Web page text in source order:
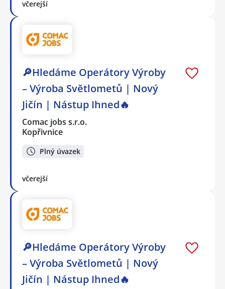
včerejší
🔎Hledáme Operátory Výroby
– Výroba Světlometů | Nový
Jičín | Nástup Ihned🔥
Comac jobs s.r.o.
Kopřivnice
Plný úvazek
včerejší
🔎Hledáme Operátory Výroby
– Výroba Světlometů | Nový
Jičín | Nástup Ihned🔥